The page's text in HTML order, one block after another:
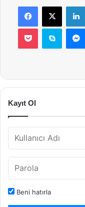
Facebook
X
Pocket Skype
Kayıt Ol
Beni hatırla